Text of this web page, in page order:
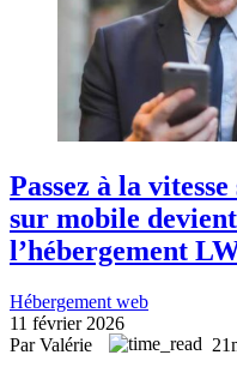
Passez à la
sur mobile
l’hébergement
Hébergement web
11 février 2026
Par Valérie